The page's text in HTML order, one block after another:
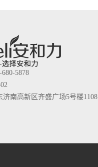
5878
济南高新区齐盛广场5号楼1108